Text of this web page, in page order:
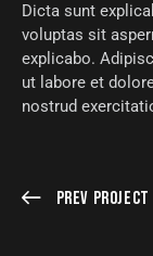
Dicta sunt
voluptas sit
explicabo.
ut labore et
nostrud
Prev Project